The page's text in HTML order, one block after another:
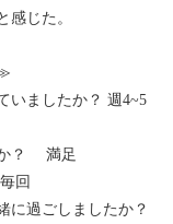
感じた。
≫
いましたか？ 週4~5
か？ 満足
回
に過ごしましたか？